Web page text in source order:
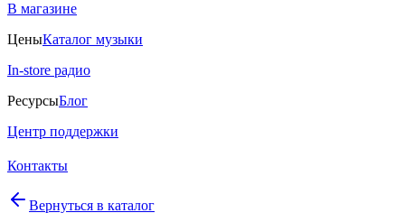
В магазине
ЦеныКаталог музыки
In-store радио
РесурсыБлог
Центр поддержки
Контакты
Вернуться в каталог